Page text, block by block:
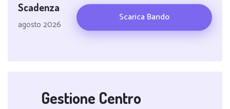
Scadenza
agosto 2026
Scarica Bando
Gestione Centro